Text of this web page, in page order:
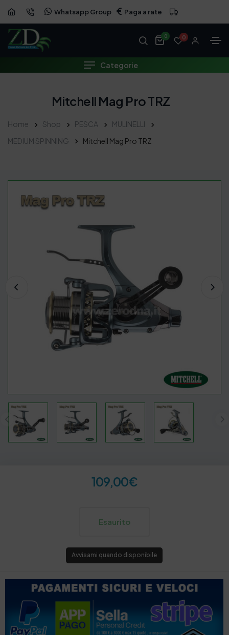
Whatsapp Group Paga a rate
0 0
Categorie
Mitchell Mag Pro TRZ
Home Shop PESCA
MULINELLI
MEDIUM SPINNING
Mitchell Mag Pro TRZ
109,00€
Esaurito
Avvisami quando disponibile